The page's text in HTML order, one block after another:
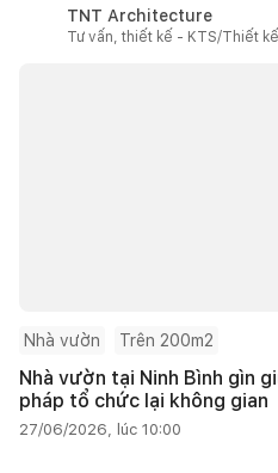
TNT Architecture
Tư vấn, thiết kế - KTS/Thiết kế
Nhà vườn Trên 200m2
Nhà vườn tại Ninh Bình gìn
pháp tổ chức lại không gian
27/06/2026, lúc 10:00